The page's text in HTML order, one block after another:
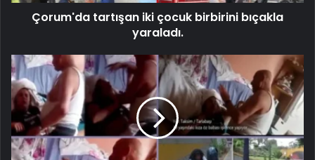
Çorum'da tartışan iki çocuk birbirini bıçakla
yaraladı.